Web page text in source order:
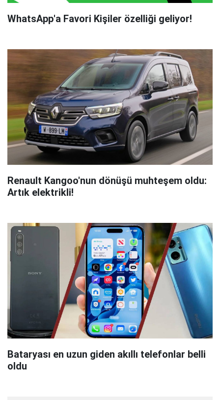
WhatsApp'a Favori Kişiler özelliği geliyor!
Renault Kangoo'nun dönüşü muhteşem oldu:
Artık elektrikli!
Bataryası en uzun giden akıllı telefonlar belli
oldu